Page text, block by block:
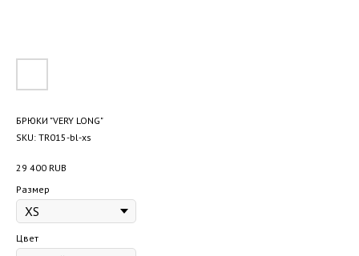
БРЮКИ "VERY LONG"
SKU: TR015-bl-xs
29 400 RUB
Размер
Цвет